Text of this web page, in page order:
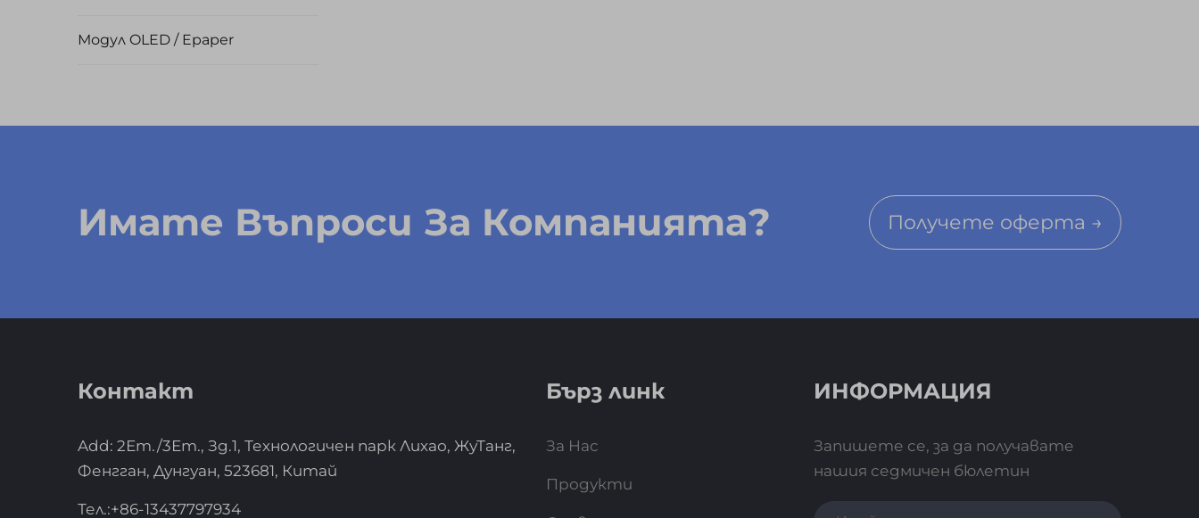
Модул OLED / Epaper
Имате Въпроси За Компанията? Получете оферта →
Контакт
Add: 2Ет./3Ет., Зд.1, Технологичен парк Лихао, ЖуТанг,
Фенгган, Дунгуан, 523681, Китай
Тел.:+86-13437797934
Бърз линк
За Нас
Продукти
ИНФОРМАЦИЯ
Запишете се, за да получавате
нашия седмичен бюлетин